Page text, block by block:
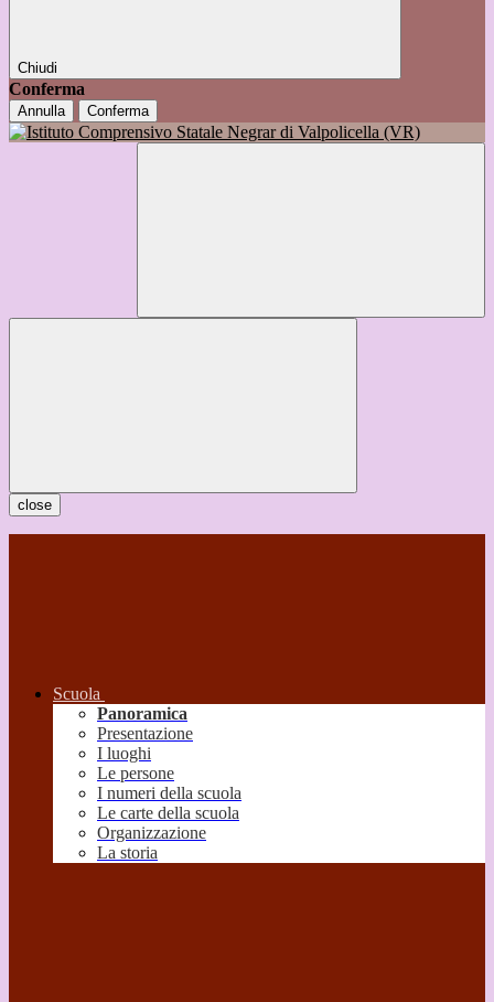
Chiudi
Conferma
Annulla Conferma
close
Scuola
Panoramica
Presentazione
I luoghi
Le persone
I numeri della scuola
Le carte della scuola
Organizzazione
La storia